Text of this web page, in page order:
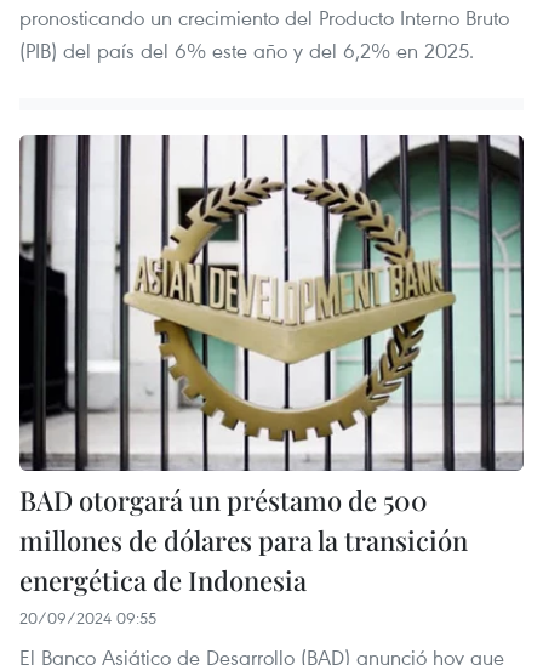
pronosticando un crecimiento del Producto Interno Bruto
(PIB) del país del 6% este año y del 6,2% en 2025.
BAD otorgará un préstamo de 500
millones de dólares para la transición
energética de Indonesia
20/09/2024 09:55
El Banco Asiático de Desarrollo (BAD) anunció hoy que